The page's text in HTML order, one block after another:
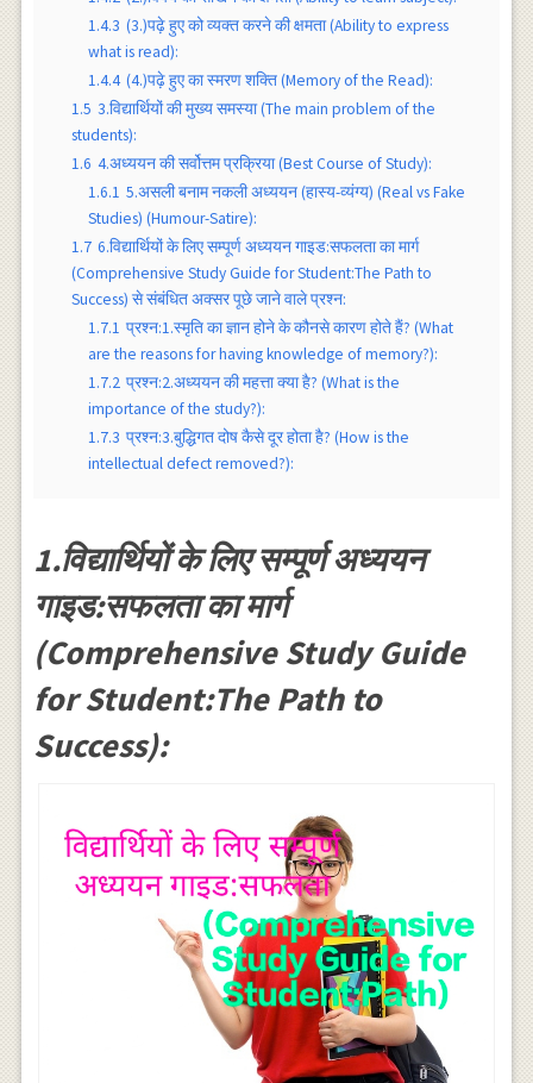
1.4.3 (3.)पढ़े हुए को व्यक्त करने की क्षमता (Ability to express
what is read):
1.4.4 (4.)पढ़े हुए का स्मरण शक्ति (Memory of the Read):
1.5 3.विद्यार्थियों की मुख्य समस्या (The main problem of the
students):
1.6 4.अध्ययन की सर्वोत्तम प्रक्रिया (Best Course of Study):
1.6.1 5.असली बनाम नकली अध्ययन (हास्य-व्यंग्य) (Real vs Fake
Studies) (Humour-Satire):
1.7 6.विद्यार्थियों के लिए सम्पूर्ण अध्ययन गाइड:सफलता का मार्ग
(Comprehensive Study Guide for Student:The Path to
Success) से संबंधित अक्सर पूछे जाने वाले प्रश्न:
1.7.1 प्रश्न:1.स्मृति का ज्ञान होने के कौनसे कारण होते हैं? (What
are the reasons for having knowledge of memory?):
1.7.2 प्रश्न:2.अध्ययन की महत्ता क्या है? (What is the
importance of the study?):
1.7.3 प्रश्न:3.बुद्धिगत दोष कैसे दूर होता है? (How is the
intellectual defect removed?):
1.विद्यार्थियों के लिए सम्पूर्ण अध्ययन
गाइड:सफलता का मार्ग
(Comprehensive Study Guide
for Student:The Path to
Success):